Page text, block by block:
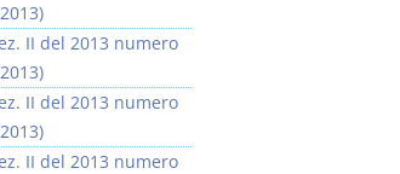
II del 2013 numero
II del 2013 numero
II del 2013 numero